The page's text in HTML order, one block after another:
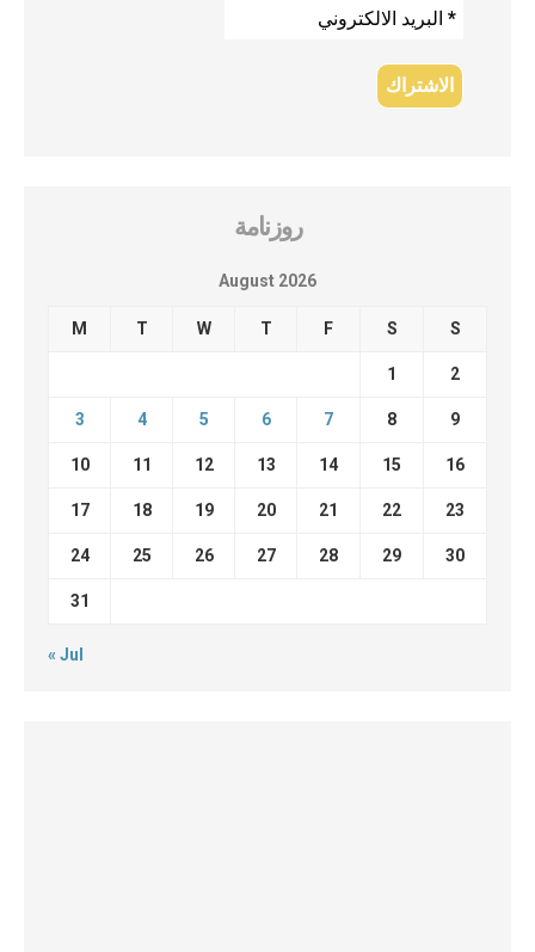
روزنامة
August 2026
M T W T F S S
1 2
3 4 5 6 7 8 9
10 11 12 13 14 15 16
17 18 19 20 21 22 23
24 25 26 27 28 29 30
31
« Jul